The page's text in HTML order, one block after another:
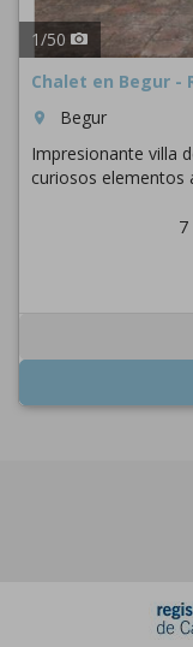
1/50
Chalet en Begur -
room
Begur
Impresionante villa
curiosos elementos
7